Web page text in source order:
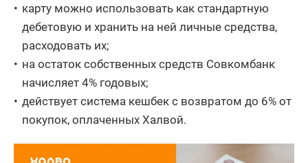
карту можно использовать как стандартную
дебетовую и хранить на ней личные средства,
расходовать их;
на остаток собственных средств Совкомбанк
начисляет 4% годовых;
действует система кешбек с возвратом до 6% от
покупок, оплаченных Халвой.